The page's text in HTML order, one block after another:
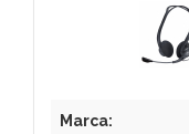
Marca: